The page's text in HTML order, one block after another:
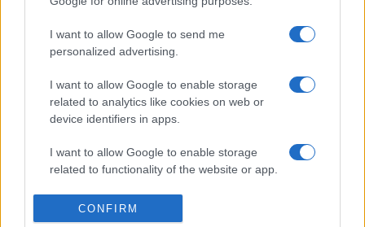
I want to allow Google to send me
personalized advertising.
I want to allow Google to enable storage
related to analytics like cookies on web or
device identifiers in apps.
I want to allow Google to enable storage
related to functionality of the website or app.
I want to allow Google to enable storage
related to personalization.
CONFIRM
propose un thème complexe, peu d'indices faciles, de
nombreux jeux de mots subtils et des fausses pistes, et
requiert une vaste culture générale. Vous voilà
vraiment difficiles!
Chaque grille est un véritable exercice mental, avec des
indices qui vous inciteront à sortir des sentiers battus. Il
vous faudra un raisonnement aiguisé et un vocabulaire
riche pour déchiffrer les indices les plus complexes. En
résolvant chaque grille, vous améliorerez votre
vocabulaire et éprouverez une grande satisfaction à